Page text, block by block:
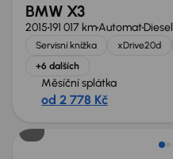
BMW X3
2015191 017 kmAutomatDiesel
Servisní knížka xDrive20d
+6 dalších
Měsíční splátka
od 2 778 Kč